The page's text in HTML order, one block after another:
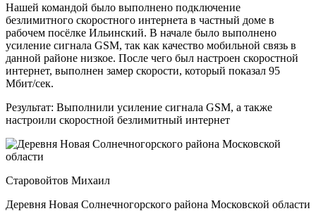
Нашей командой было выполнено подключение
безлимитного скоростного интернета в частный доме в
рабочем посёлке Ильинский. В начале было выполнено
усиление сигнала GSM, так как качество мобильной связь в
данной районе низкое. После чего был настроен скоростной
интернет, выполнен замер скорости, который показал 95
Мбит/сек.
Результат: Выполнили усиление сигнала GSM, а также
настроили скоростной безлимитный интернет
Старовойтов Михаил
Деревня Новая Солнечногорского района Московской области